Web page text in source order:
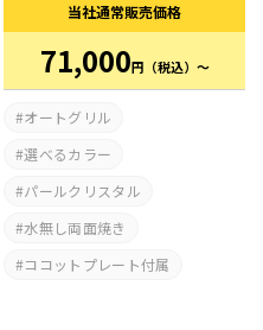
当社通常販売価格
71,000円 （税込）～
オートグリル
選べるカラー
パールクリスタル
水無し両面焼き
ココットプレート付属